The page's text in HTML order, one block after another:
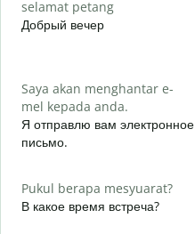
selamat petang
Добрый вечер
Saya akan menghantar e-
mel kepada anda.
Я отправлю вам электронное
письмо.
Pukul berapa mesyuarat?
В какое время встреча?